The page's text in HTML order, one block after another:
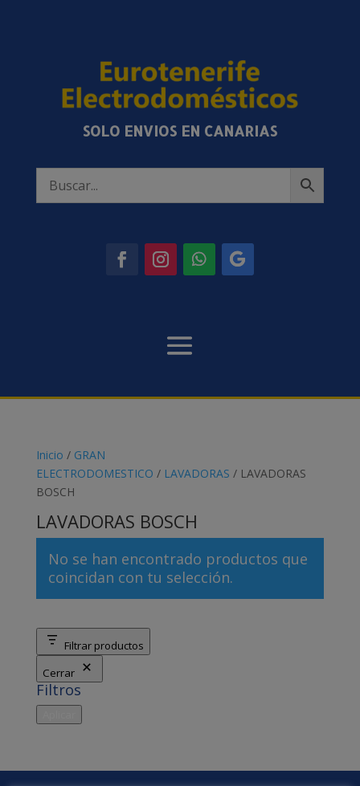
SOLO ENVIOS EN CANARIAS
Inicio / GRAN
ELECTRODOMESTICO / LAVADORAS / LAVADORAS
BOSCH
LAVADORAS BOSCH
No se han encontrado productos que
coincidan con tu selección.
Filtrar productos
Cerrar
Filtros